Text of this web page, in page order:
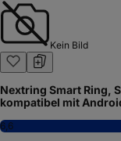
Kein Bild
Nextring Smart Ring,
kompatibel mit
6,6